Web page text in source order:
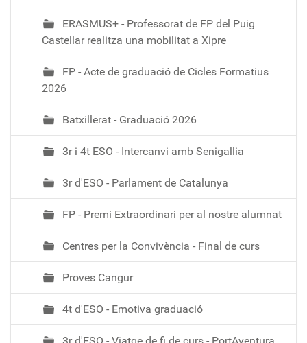
ERASMUS+ - Professorat de FP del Puig
Castellar realitza una mobilitat a Xipre
FP - Acte de graduació de Cicles Formatius
2026
Batxillerat - Graduació 2026
3r i 4t ESO - Intercanvi amb Senigallia
3r d'ESO - Parlament de Catalunya
FP - Premi Extraordinari per al nostre alumnat
Centres per la Convivència - Final de curs
Proves Cangur
4t d'ESO - Emotiva graduació